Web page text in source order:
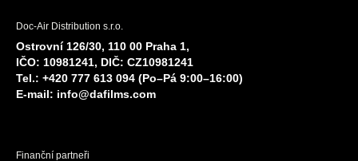
Doc-Air Distribution s.r.o.
Ostrovní 126/30, 110 00 Praha 1,
IČO: 10981241, DIČ: CZ10981241
Tel.: +420 777 613 094 (Po–Pá 9:00–16:00)
E-mail: info@dafilms.com
Finanční partneři